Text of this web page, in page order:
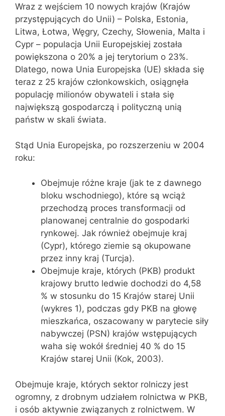
Wraz z wejściem 10 nowych krajów (Krajów
przystępujących do Unii) – Polska, Estonia,
Litwa, Łotwa, Węgry, Czechy, Słowenia, Malta i
Cypr – populacja Unii Europejskiej została
powiększona o 20% a jej terytorium o 23%.
Dlatego, nowa Unia Europejska (UE) składa się
teraz z 25 krajów członkowskich, osiągnęła
populację milionów obywateli i stała się
największą gospodarczą i polityczną unią
państw w skali świata.
Stąd Unia Europejska, po rozszerzeniu w 2004
roku:
Obejmuje różne kraje (jak te z dawnego
bloku wschodniego), które są wciąż
przechodzą proces transformacji od
planowanej centralnie do gospodarki
rynkowej. Jak również obejmuje kraj
(Cypr), którego ziemie są okupowane
przez inny kraj (Turcja).
Obejmuje kraje, których (PKB) produkt
krajowy brutto ledwie dochodzi do 4,58
% w stosunku do 15 Krajów starej Unii
(wykres 1), podczas gdy PKB na głowę
mieszkańca, oszacowany w parytecie siły
nabywczej (PSN) krajów wstępujących
waha się wokół średniej 40 % do 15
Krajów starej Unii (Kok, 2003).
Obejmuje kraje, których sektor rolniczy jest
ogromny, z drobnym udziałem rolnictwa w PKB,
i osób aktywnie związanych z rolnictwem. W